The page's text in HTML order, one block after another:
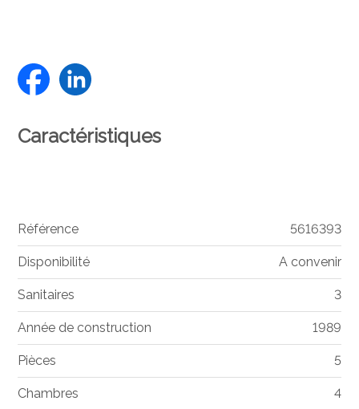
Caractéristiques
Référence 5616393
Disponibilité A convenir
Sanitaires 3
Année de construction 1989
Pièces 5
Chambres 4